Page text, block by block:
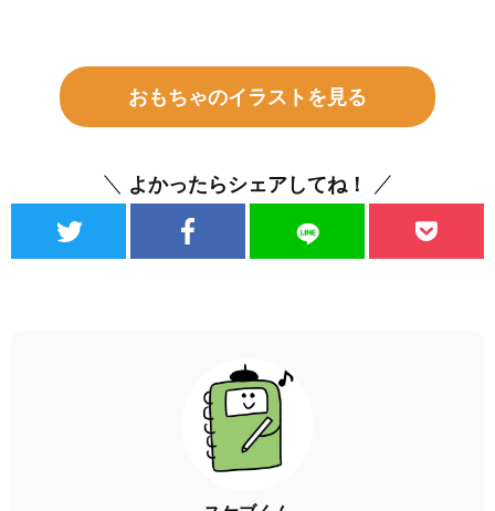
おもちゃのイラストを見る
よかったらシェアしてね！